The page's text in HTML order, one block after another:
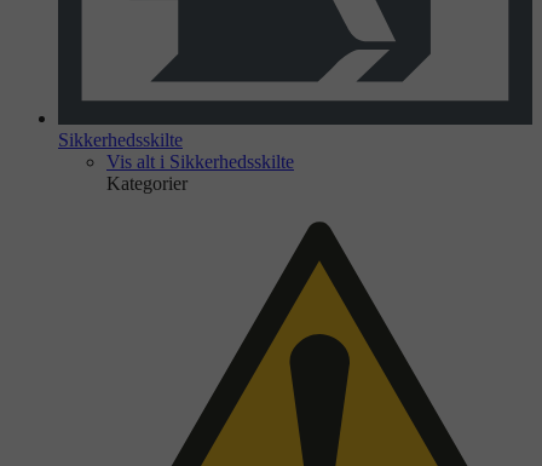
Sikkerhedsskilte
Vis alt i Sikkerhedsskilte
Kategorier